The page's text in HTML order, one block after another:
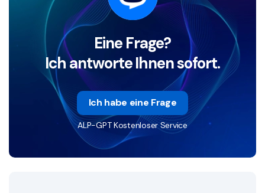
Eine Frage?
Ich antworte Ihnen sofort.
Ich habe eine Frage
ALP-GPT Kostenloser Service